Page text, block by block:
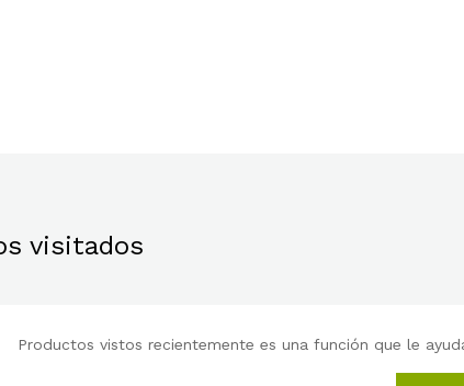
visitados
Productos vistos recientemente es una función que le